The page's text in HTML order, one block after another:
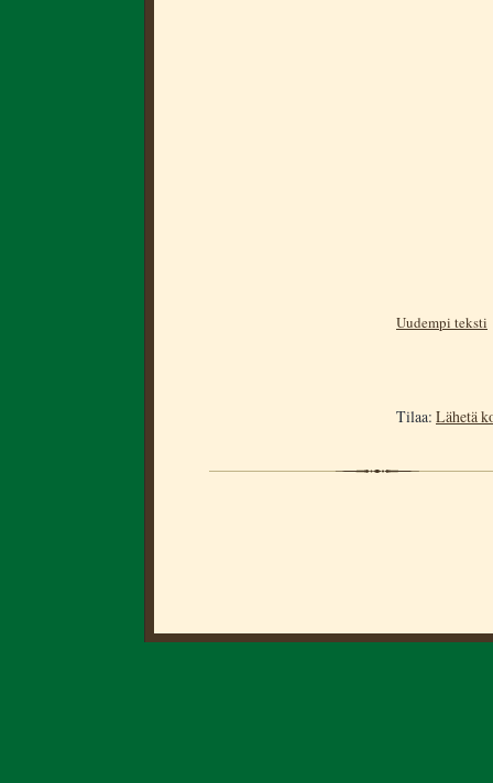
Uudempi teksti
Tilaa: Lähetä